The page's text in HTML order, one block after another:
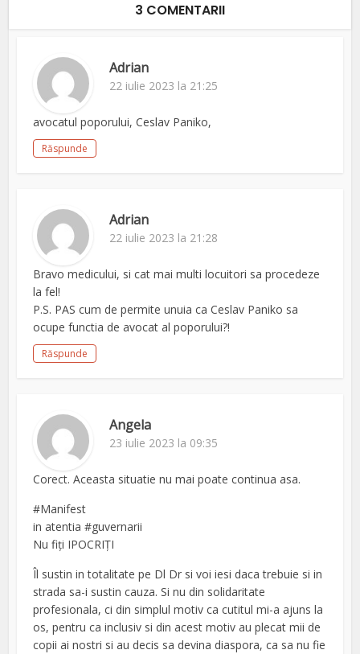
3 COMENTARII
Adrian
22 iulie 2023 la 21:25
avocatul poporului, Ceslav Paniko,
Răspunde
Adrian
22 iulie 2023 la 21:28
Bravo medicului, si cat mai multi locuitori sa procedeze
la fel!
P.S. PAS cum de permite unuia ca Ceslav Paniko sa
ocupe functia de avocat al poporului?!
Răspunde
Angela
23 iulie 2023 la 09:35
Corect. Aceasta situatie nu mai poate continua asa.
#Manifest
in atentia #guvernarii
Nu fiți IPOCRIȚI
Îl sustin in totalitate pe Dl Dr si voi iesi daca trebuie si in
strada sa-i sustin cauza. Si nu din solidaritate
profesionala, ci din simplul motiv ca cutitul mi-a ajuns la
os, pentru ca inclusiv si din acest motiv au plecat mii de
copii ai nostri si au decis sa devina diaspora, ca sa nu fie